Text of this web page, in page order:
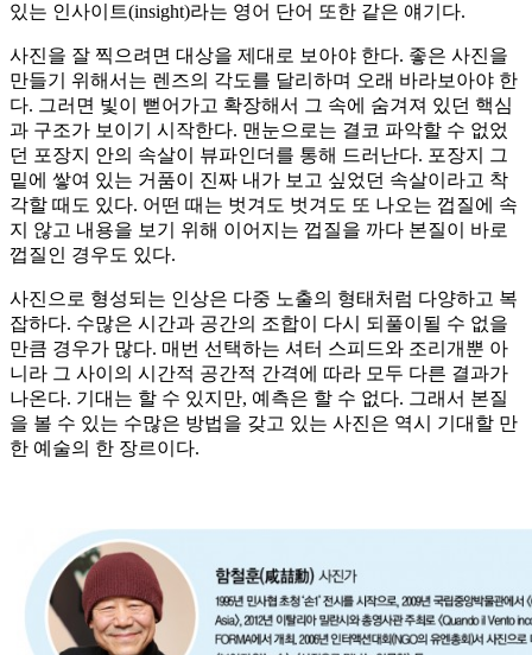
있는 인사이트(insight)라는 영어 단어 또한 같은 얘기다.
사진을 잘 찍으려면 대상을 제대로 보아야 한다. 좋은 사진을
만들기 위해서는 렌즈의 각도를 달리하며 오래 바라보아야 한
다. 그러면 빛이 뻗어가고 확장해서 그 속에 숨겨져 있던 핵심
과 구조가 보이기 시작한다. 맨눈으로는 결코 파악할 수 없었
던 포장지 안의 속살이 뷰파인더를 통해 드러난다. 포장지 그
밑에 쌓여 있는 거품이 진짜 내가 보고 싶었던 속살이라고 착
각할 때도 있다. 어떤 때는 벗겨도 벗겨도 또 나오는 껍질에 속
지 않고 내용을 보기 위해 이어지는 껍질을 까다 본질이 바로
껍질인 경우도 있다.
사진으로 형성되는 인상은 다중 노출의 형태처럼 다양하고 복
잡하다. 수많은 시간과 공간의 조합이 다시 되풀이될 수 없을
만큼 경우가 많다. 매번 선택하는 셔터 스피드와 조리개뿐 아
니라 그 사이의 시간적 공간적 간격에 따라 모두 다른 결과가
나온다. 기대는 할 수 있지만, 예측은 할 수 없다. 그래서 본질
을 볼 수 있는 수많은 방법을 갖고 있는 사진은 역시 기대할 만
한 예술의 한 장르이다.